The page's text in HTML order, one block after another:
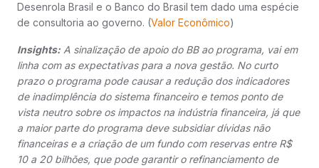
Desenrola Brasil e o Banco do Brasil tem dado uma espécie
de consultoria ao governo. (Valor Econômico)
Insights: A sinalização de apoio do BB ao programa, vai em
linha com as expectativas para a nova gestão. No curto
prazo o programa pode causar a redução dos indicadores
de inadimplência do sistema financeiro e temos ponto de
vista neutro sobre os impactos na indústria financeira, já que
a maior parte do programa deve subsidiar dívidas não
financeiras e a criação de um fundo com reservas entre R$
10 a 20 bilhões, que pode garantir o refinanciamento de